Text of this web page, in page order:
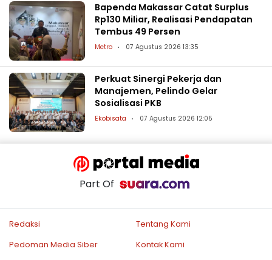
Bapenda Makassar Catat Surplus
Rp130 Miliar, Realisasi Pendapatan
Tembus 49 Persen
Metro 07 Agustus 2026 13:35
Perkuat Sinergi Pekerja dan
Manajemen, Pelindo Gelar
Sosialisasi PKB
Ekobisata 07 Agustus 2026 12:05
Part Of
Redaksi
Tentang Kami
Pedoman Media Siber
Kontak Kami